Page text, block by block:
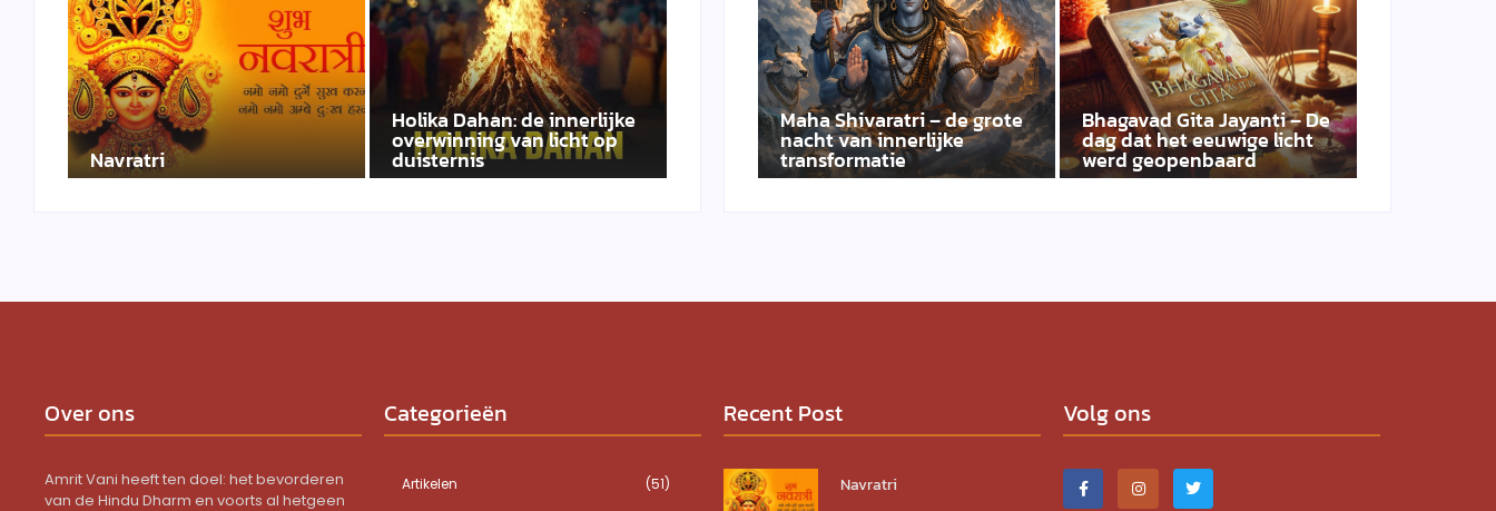
Navratri
Holika Dahan: de innerlijke
overwinning van licht op
duisternis
Maha Shivaratri – de grote
nacht van innerlijke
transformatie
Bhagavad Gita Jayanti – De
dag dat het eeuwige licht
werd geopenbaard
Over ons
Amrit Vani heeft ten doel: het bevorderen
van de Hindu Dharm en voorts al hetgeen
Categorieën
Artikelen (51)
Recent Post
Navratri
Volg ons